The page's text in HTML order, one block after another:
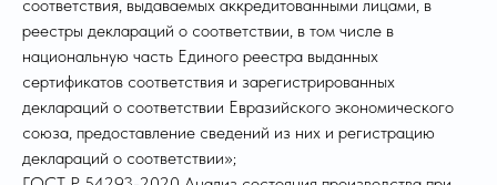
соответствия, выдаваемых аккредитованными лицами, в
реестры деклараций о соответствии, в том числе в
национальную часть Единого реестра выданных
сертификатов соответствия и зарегистрированных
деклараций о соответствии Евразийского экономического
союза, предоставление сведений из них и регистрацию
деклараций о соответствии»;